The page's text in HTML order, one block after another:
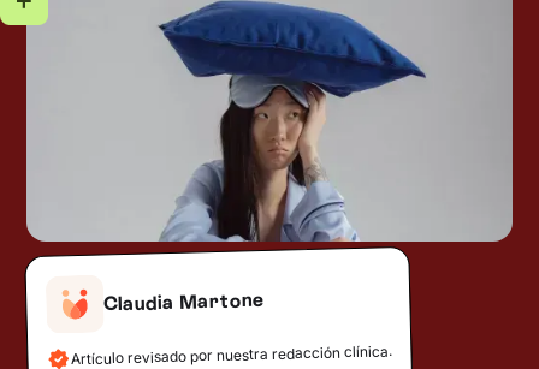
Claudia Martone
Artículo revisado por nuestra redacción clínica.